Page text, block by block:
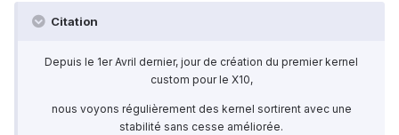
Citation
Depuis le 1er Avril dernier, jour de création du premier kernel
custom pour le X10,
nous voyons régulièrement des kernel sortirent avec une
stabilité sans cesse améliorée.